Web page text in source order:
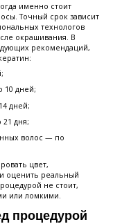
именно стоит
Точный срок зависит
технологов
окрашивания. В
рекомендаций,
10 дней;
дней;
дня;
волос — по
цвет,
оценить реальный
не стоит,
или ломкими.
процедурой